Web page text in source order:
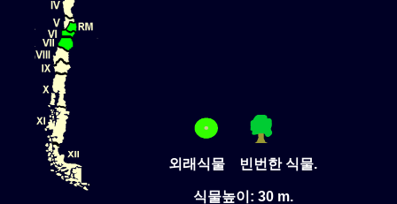
외래식물 빈번한 식물.
식물높이: 30 m.